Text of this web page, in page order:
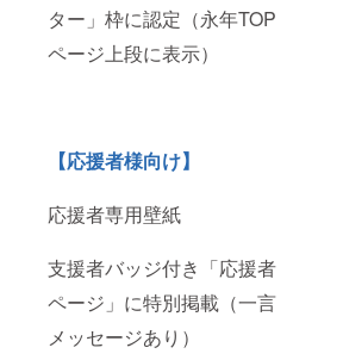
ター」枠に認定（永年TOP
ページ上段に表示）
【応援者様向け】
応援者専用壁紙
支援者バッジ付き「応援者
ページ」に特別掲載（一言
メッセージあり）